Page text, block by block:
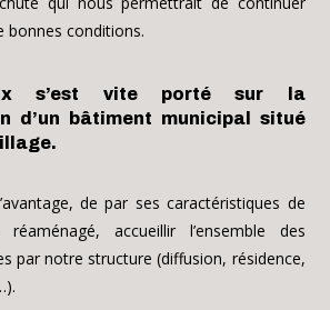
bonnes conditions.
s’est vite porté sur la
d’un bâtiment municipal situé
de par ses caractéristiques de
accueillir l’ensemble des
par notre structure (diffusion, résidence,